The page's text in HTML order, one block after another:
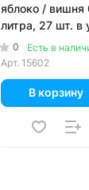
яблоко / вишня 0.2
литра, 27 шт. в
0
Есть в
Арт. 15602
В корзину